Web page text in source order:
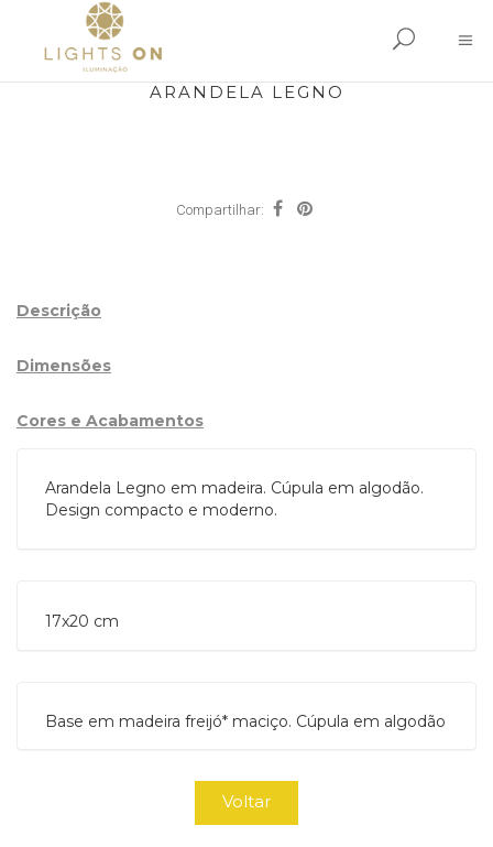
ARANDELA LEGNO
Compartilhar:
Descrição
Dimensões
Cores e Acabamentos
Arandela Legno em madeira. Cúpula em algodão.
Design compacto e moderno.
17x20 cm
Base em madeira freijó* maciço. Cúpula em algodão
Voltar